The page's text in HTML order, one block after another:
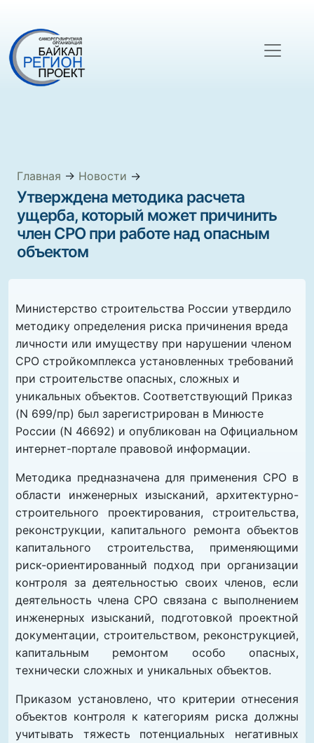
Главная → Новости →
Утверждена методика расчета
ущерба, который может причинить
член СРО при работе над опасным
объектом
Министерство строительства России утвердило
методику определения риска причинения вреда
личности или имуществу при нарушении членом
СРО стройкомплекса установленных требований
при строительстве опасных, сложных и
уникальных объектов. Соответствующий Приказ
(N 699/пр) был зарегистрирован в Минюсте
России (N 46692) и опубликован на Официальном
интернет-портале правовой информации.
Методика предназначена для применения СРО в
области инженерных изысканий, архитектурно-
строительного проектирования, строительства,
реконструкции, капитального ремонта объектов
капитального строительства, применяющими
риск-ориентированный подход при организации
контроля за деятельностью своих членов, если
деятельность члена СРО связана с выполнением
инженерных изысканий, подготовкой проектной
документации, строительством, реконструкцией,
капитальным ремонтом особо опасных,
технически сложных и уникальных объектов.
Приказом установлено, что критерии отнесения
объектов контроля к категориям риска должны
учитывать тяжесть потенциальных негативных